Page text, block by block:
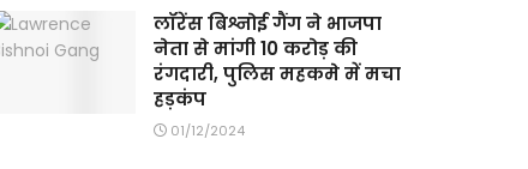
लॉरेंस बिश्नोई गैंग ने भाजपा
नेता से मांगी 10 करोड़ की
रंगदारी, पुलिस महकमे में मचा
हड़कंप
01/12/2024